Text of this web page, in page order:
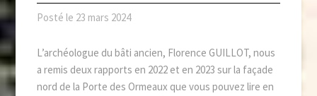
Posté le 23 mars 2024
L’archéologue du bâti ancien, Florence GUILLOT, nous
a remis deux rapports en 2022 et en 2023 sur la façade
nord de la Porte des Ormeaux que vous pouvez lire en